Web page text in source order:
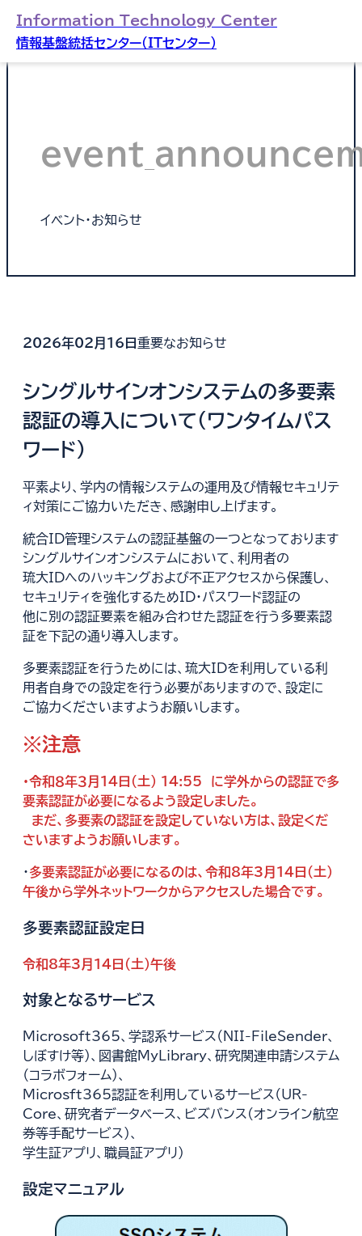
Information Technology Center
情報基盤統括センター（ITセンター）
イベント・お知らせ
2026年02月16日重要なお知らせ
シングルサインオンシステムの多要素
認証の導入について（ワンタイムパス
ワード）
平素より、学内の情報システムの運用及び情報セキュリテ
ィ対策にご協力いただき、感謝申し上げます。
統合ID管理システムの認証基盤の一つとなっております
シングルサインオンシステムにおいて、利用者の
琉大IDへのハッキングおよび不正アクセスから保護し、
セキュリティを強化するためID・パスワード認証の
他に別の認証要素を組み合わせた認証を行う多要素認
証を下記の通り導入します。
多要素認証を行うためには、琉大IDを利用している利
用者自身での設定を行う必要がありますので、設定に
ご協力くださいますようお願いします。
※注意
・令和８年３月１４日（土） 14:55 に学外からの認証で多
要素認証が必要になるよう設定しました。
まだ、多要素の認証を設定していない方は、設定くだ
さいますようお願いします。
・多要素認証が必要になるのは、令和8年3月14日（土）
午後から学外ネットワークからアクセスした場合です。
多要素認証設定日
令和8年3月14日（土）午後
対象となるサービス
Microsoft365、学認系サービス（NII-FileSender、
しぼすけ等）、図書館MyLibrary、研究関連申請システム
（コラボフォーム）、
Microsft365認証を利用しているサービス（UR-
Core、研究者データベース、ビズバンス(オンライン航空
券等手配サービス)、
学生証アプリ、職員証アプリ）
設定マニュアル